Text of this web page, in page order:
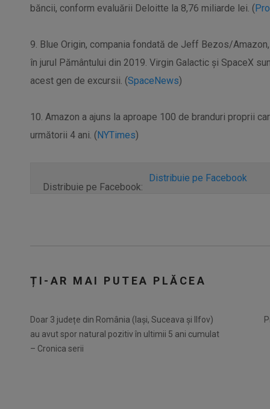
băncii, conform evaluării Deloitte la 8,76 miliarde lei. (
9. Blue Origin, compania fondată de Jeff Bezos/
în jurul Pământului din 2019. Virgin Galactic și SpaceX
acest gen de excursii. (SpaceNews)
10. Amazon a ajuns la aproape 100 de branduri proprii
următorii 4 ani. (NYTimes)
Distribuie pe Facebook:
Distribuie pe Facebook
ȚI-AR MAI PUTEA PLĂCEA
Doar 3 județe din România (Iași, Suceava și Ilfov)
au avut spor natural pozitiv în ultimii 5 ani cumulat
– Cronica serii